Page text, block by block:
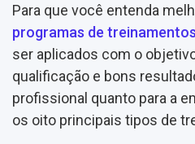
Para que você entenda
programas de
ser aplicados com o
qualificação e bons
profissional quanto para a
os oito principais tipos de